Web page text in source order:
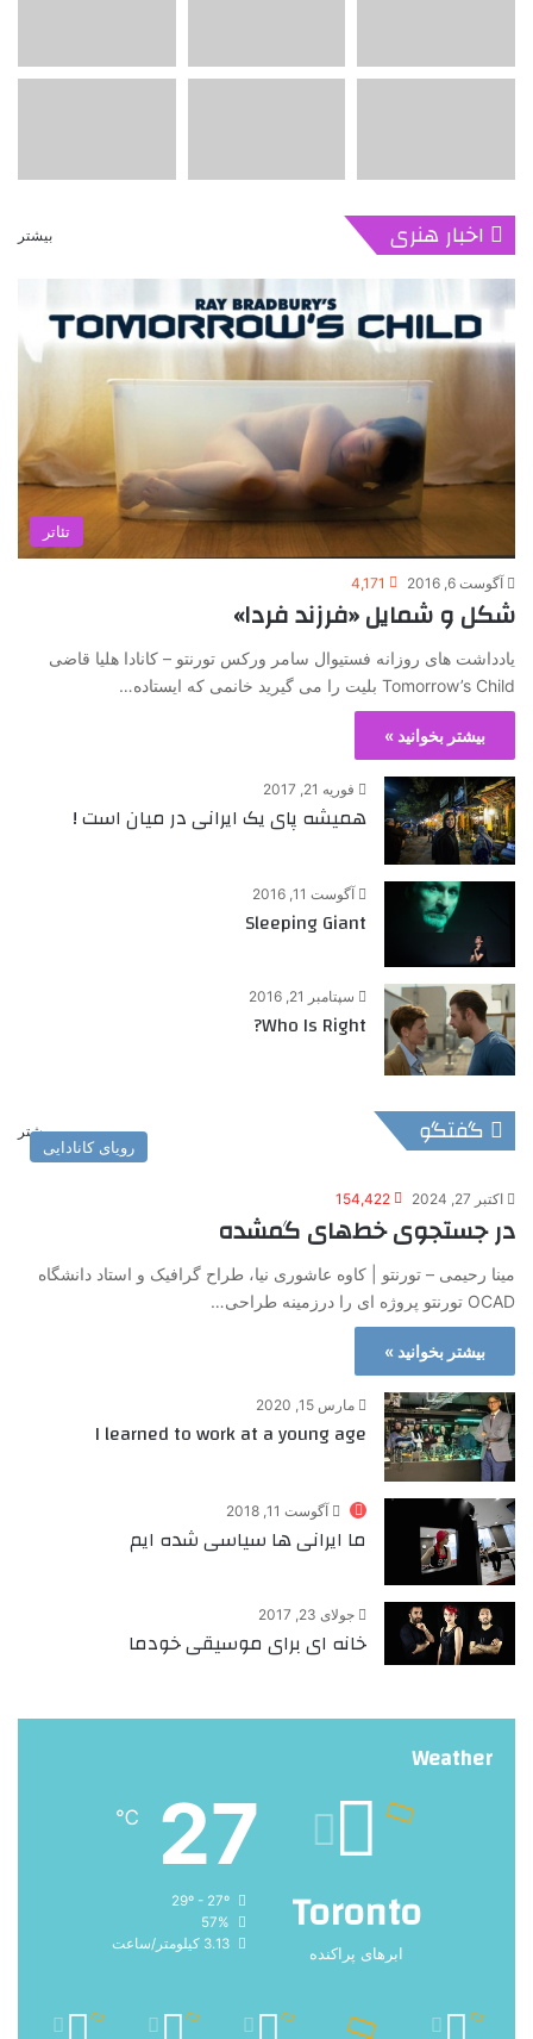
اخبار هنری بیشتر
تئاتر
آگوست 6, 2016 4,171
شکل و شمایل «فرزند فردا»
یادداشت های روزانه فستیوال سامر ورکس تورنتو – کانادا هلیا قاضی
Tomorrow’s Child بلیت را می گیرید خانمی که ایستاده…
بیشتر بخوانید »
فوریه 21, 2017
همیشه پای یک ایرانی در میان است !
آگوست 11, 2016
Sleeping Giant
سپتامبر 21, 2016
Who Is Right?
گفتگو بیشتر
رویای کانادایی
اکتبر 27, 2024 154,422
در جستجوی خط‌های گمشده
مینا رحیمی – تورنتو | کاوه عاشوری نیا، طراح گرافیک و استاد دانشگاه
OCAD تورنتو پروژه ای را درزمینه طراحی…
بیشتر بخوانید »
مارس 15, 2020
I learned to work at a young age
آگوست 11, 2018
ما ایرانی ها سیاسی شده ایم
جولای 23, 2017
خانه ای برای موسیقی خودما
Weather
Toronto
ابرهای پراکنده
27
℃
57%
3.13 کیلومتر/ساعت